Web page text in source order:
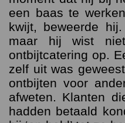
een baas te
kwijt, beweerde
maar hij wist
ontbijtcatering op.
zelf uit was
ontbijten voor
afweten. Klanten
hadden betaald